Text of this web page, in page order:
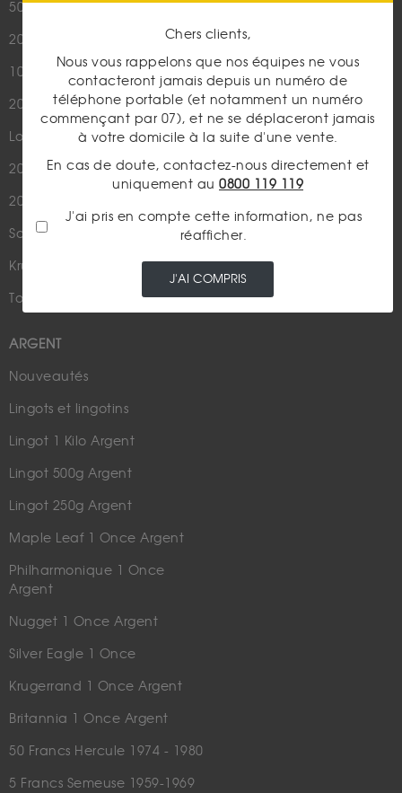
50 Pesos Or
20 Francs Napoléon
10 Francs Napoléon
20 Francs Marianne Coq
Louis d'Or - 20 Francs Or
20 Dollars US
20 Francs Suisse
Souverain
Krugerrand
Tous nos produits en or
ARGENT
Nouveautés
Lingots et lingotins
Lingot 1 Kilo Argent
Lingot 500g Argent
Lingot 250g Argent
Maple Leaf 1 Once Argent
Philharmonique 1 Once
Argent
Nugget 1 Once Argent
Silver Eagle 1 Once
Krugerrand 1 Once Argent
Britannia 1 Once Argent
50 Francs Hercule 1974 - 1980
5 Francs Semeuse 1959-1969
LES ACTUALITÉS
Or
Argent
Cours de l'or
Numismatique
Actualités financières
Métaux Précieux
Fiscalité / Succession
Chers clients,
Nous vous rappelons que nos équipes ne vous
contacteront jamais depuis un numéro de
téléphone portable (et notamment un numéro
commençant par 07), et ne se déplaceront jamais
à votre domicile à la suite d'une vente.
En cas de doute, contactez-nous directement et
uniquement au 0800 119 119
J'ai pris en compte cette information, ne pas
réafficher.
J'AI COMPRIS